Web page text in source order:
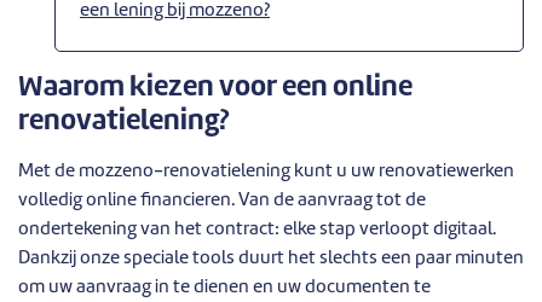
een lening bij mozzeno?
Waarom kiezen voor een online
renovatielening?
Met de mozzeno-renovatielening kunt u uw renovatiewerken
volledig online financieren. Van de aanvraag tot de
ondertekening van het contract: elke stap verloopt digitaal.
Dankzij onze speciale tools duurt het slechts een paar minuten
om uw aanvraag in te dienen en uw documenten te